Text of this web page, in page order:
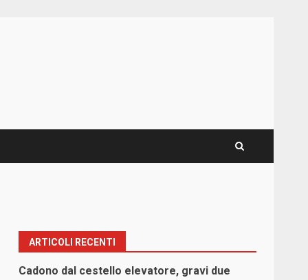
ARTICOLI RECENTI
Cadono dal cestello elevatore, gravi due